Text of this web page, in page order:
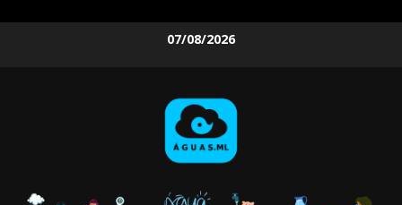
07/08/2026